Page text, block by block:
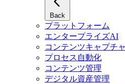
Back
プラットフォーム
エンタープライズAI
コンテンツキャプチャ
プロセス自動化
コンテンツ管理
デジタル資産管理